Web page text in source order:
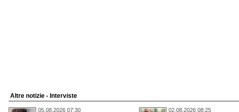
Altre notizie - Interviste
05.08.2026 07:30 02.08.2026 08:25